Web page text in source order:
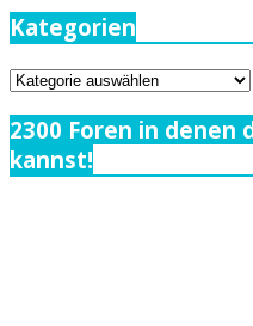
Kategorien
Kategorien
2300 Foren in denen
kannst!